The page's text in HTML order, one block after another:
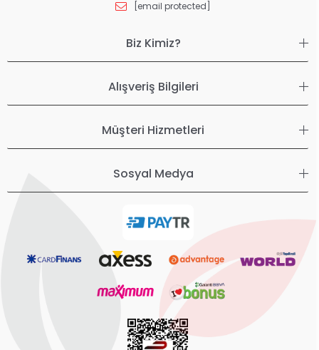
[email protected]
Biz Kimiz?
Alışveriş Bilgileri
Müşteri Hizmetleri
Sosyal Medya